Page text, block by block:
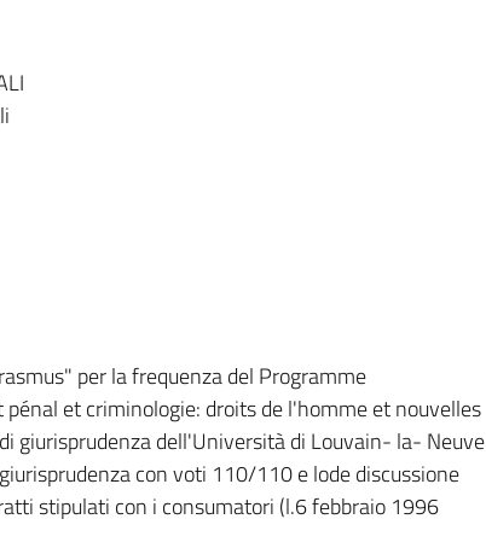
per la frequenza del Programme
et criminologie: droits de l'homme et nouvelles
giurisprudenza dell'Università di Louvain- la- Neuve
con voti 110/110 e lode discussione
stipulati con i consumatori (l.6 febbraio 1996